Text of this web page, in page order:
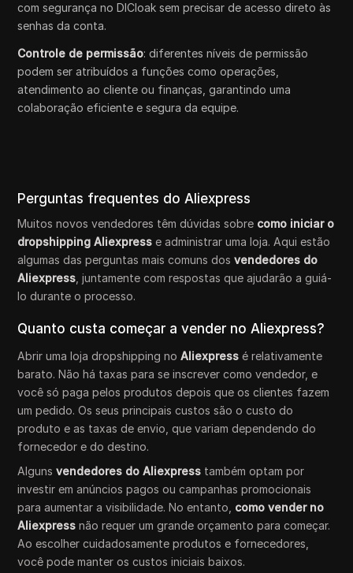
com segurança no DICloak sem precisar de acesso direto às
senhas da conta.
Controle de permissão: diferentes níveis de permissão
podem ser atribuídos a funções como operações,
atendimento ao cliente ou finanças, garantindo uma
colaboração eficiente e segura da equipe.
Perguntas frequentes do Aliexpress
Muitos novos vendedores têm dúvidas sobre como iniciar o
dropshipping Aliexpress e administrar uma loja. Aqui estão
algumas das perguntas mais comuns dosvendedores do
Aliexpress , juntamente com respostas que ajudarão a guiá-
lo durante o processo.
Quanto custa começar a vender no Aliexpress?
Abrir uma loja dropshipping noAliexpress é relativamente
barato. Não há taxas para se inscrever como vendedor, e
você só paga pelos produtos depois que os clientes fazem
um pedido. Os seus principais custos são o custo do
produto e as taxas de envio, que variam dependendo do
fornecedor e do destino.
Algunsvendedores do Aliexpress também optam por
investir em anúncios pagos ou campanhas promocionais
para aumentar a visibilidade. No entanto, como vender no
Aliexpress não requer um grande orçamento para começar.
Ao escolher cuidadosamente produtos e fornecedores,
você pode manter os custos iniciais baixos.